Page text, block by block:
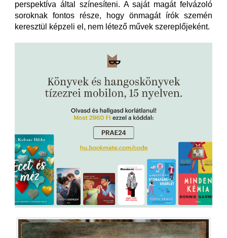
perspektíva által színesíteni. A saját magát felvázoló
soroknak fontos része, hogy önmagát írók szemén
keresztül képzeli el, nem létező művek szereplőjeként.